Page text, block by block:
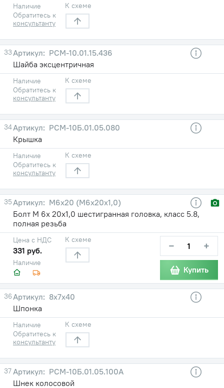
Наличие
Обратитесь к
консультанту
К схеме
33
РСМ-10.01.15.436
Шайба эксцентричная
Наличие
Обратитесь к
консультанту
К схеме
34
РСМ-10Б.01.05.080
Крышка
Наличие
Обратитесь к
консультанту
К схеме
35
М6х20 (М6х20х1,0)
Болт М 6х 20х1,0 шестигранная головка, класс 5.8,
полная резьба
Наличие
Цена с НДС
331 руб.
К схеме − +
Купить
36
8x7x40
Шпонка
Наличие
Обратитесь к
консультанту
К схеме
37
РСМ-10Б.01.05.100А
Шнек колосовой